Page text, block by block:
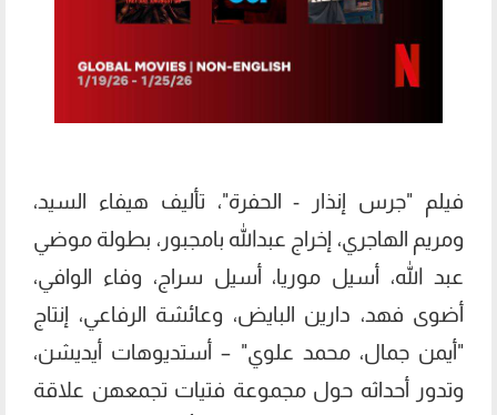
فيلم "جرس إنذار - الحفرة"، تأليف هيفاء السيد،
ومريم الهاجري، إخراج عبدالله بامجبور، بطولة موضي
عبد الله، أسيل موريا، أسيل سراج، وفاء الوافي،
أضوى فهد، دارين البايض، وعائشة الرفاعي، إنتاج
"أيمن جمال، محمد علوي" – أستديوهات أيديشن،
وتدور أحداثه حول مجموعة فتيات تجمعهن علاقة